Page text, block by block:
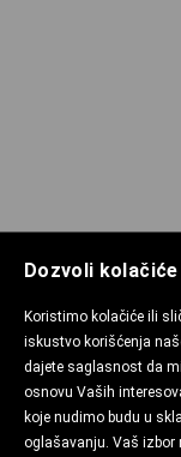
Dozvoli kolačiće
Koristimo kolačiće ili
iskustvo korišćenja
dajete saglasnost da
osnovu Vaših
koje nudimo budu u
oglašavanju. Vaš izbor